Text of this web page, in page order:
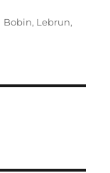
Étiquettes
Bobin, Lebrun,